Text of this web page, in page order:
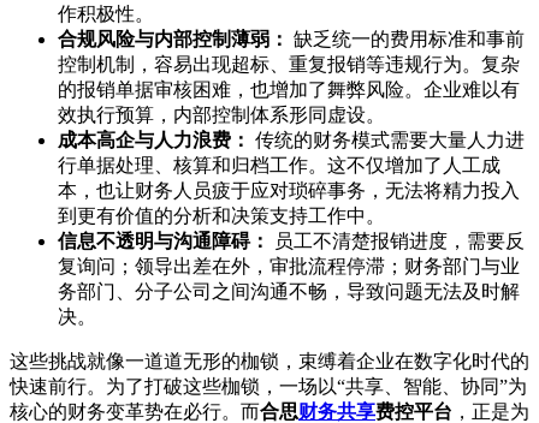
作积极性。
合规风险与内部控制薄弱： 缺乏统一的费用标准和事前
控制机制，容易出现超标、重复报销等违规行为。复杂
的报销单据审核困难，也增加了舞弊风险。企业难以有
效执行预算，内部控制体系形同虚设。
成本高企与人力浪费： 传统的财务模式需要大量人力进
行单据处理、核算和归档工作。这不仅增加了人工成
本，也让财务人员疲于应对琐碎事务，无法将精力投入
到更有价值的分析和决策支持工作中。
信息不透明与沟通障碍：
员工不清楚报销进度，需要反
复询问；领导出差在外，审批流程停滞；财务部门与业
务部门、分子公司之间沟通不畅，导致问题无法及时解
决。
这些挑战就像一道道无形的枷锁，束缚着企业在数字化时代的
快速前行。为了打破这些枷锁，一场以“共享、智能、协同”为
核心的财务变革势在必行。而合思财务共享费控平台 ，正是为